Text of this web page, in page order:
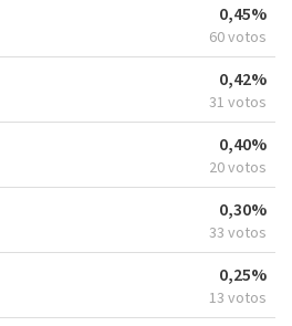
0,45%
60 votos
0,42%
31 votos
0,40%
20 votos
0,30%
33 votos
0,25%
13 votos